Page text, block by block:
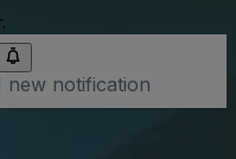
new notification